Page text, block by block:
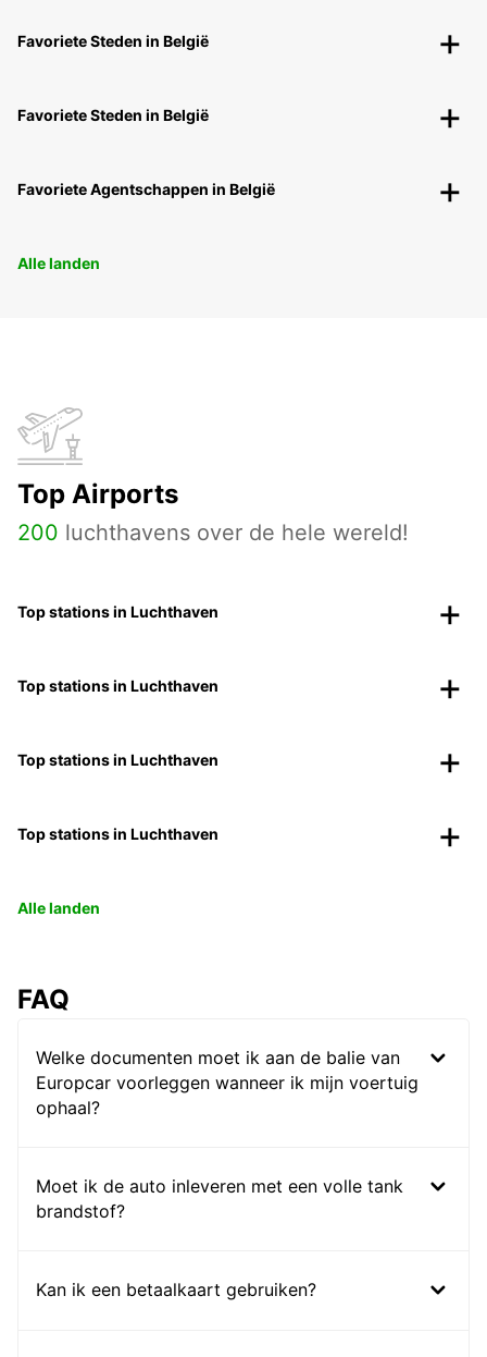
Favoriete Steden in België
Favoriete Steden in België
Favoriete Agentschappen in België
Alle landen
Top Airports
200 luchthavens over de hele wereld!
Top stations in Luchthaven
Top stations in Luchthaven
Top stations in Luchthaven
Top stations in Luchthaven
Alle landen
FAQ
Welke documenten moet ik aan de balie van
Europcar voorleggen wanneer ik mijn voertuig
ophaal?
Moet ik de auto inleveren met een volle tank
brandstof?
Kan ik een betaalkaart gebruiken?